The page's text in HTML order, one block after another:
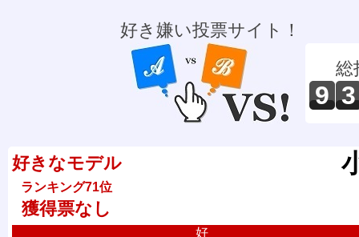
好き嫌い投票サイト！
総
9 3
好きなモデル
ランキング71位
獲得票なし
好